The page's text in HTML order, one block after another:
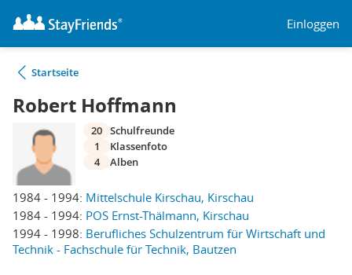
Einloggen
Startseite
Robert Hoffmann
1984 - 1994: Mittelschule Kirschau, Kirschau
1984 - 1994: POS Ernst-Thälmann, Kirschau
1994 - 1998: Berufliches Schulzentrum für Wirtschaft und
Technik - Fachschule für Technik, Bautzen
20 Schulfreunde
1
Klassenfoto
4
Alben